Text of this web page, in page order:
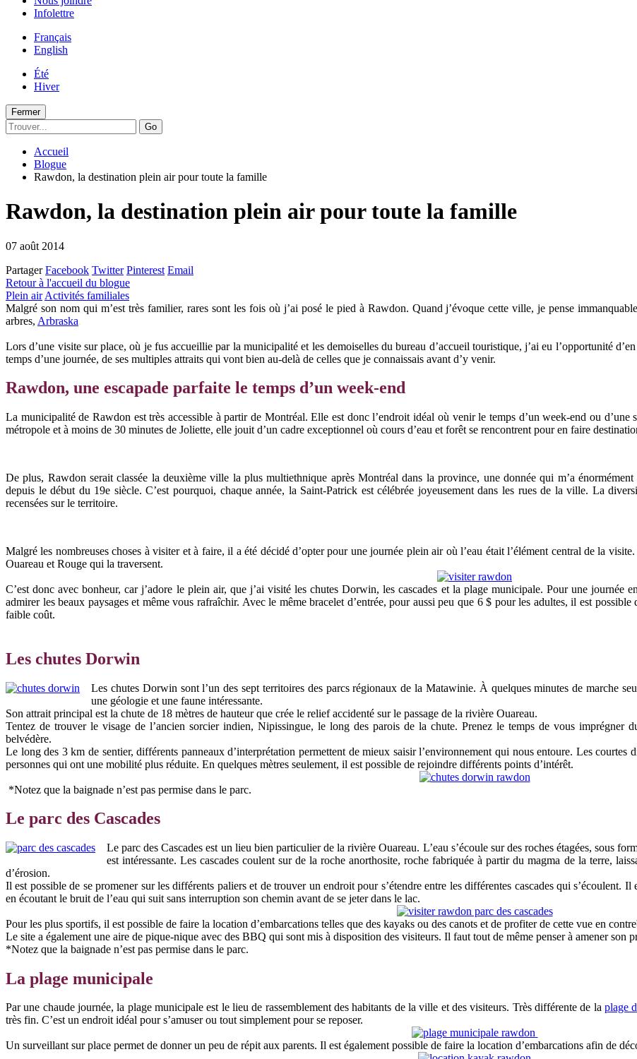
Infolettre
Français
English
Été
Hiver
Fermer
Go
Accueil
Blogue
Rawdon, la destination plein air pour toute la famille
Rawdon, la destination plein air pour toute la famille
07 août 2014
Partager Facebook Twitter Pinterest Email
Retour à l'accueil du blogue
Plein air Activités familiales
Malgré son nom qui m’est très familier, rares sont les fois où j’ai posé le pied à Rawdon. Quand j’évoque cette ville, je pense
arbres, Arbraska.
Lors d’une visite sur place, où je fus accueillie par la municipalité et les demoiselles du bureau d’accueil touristique, j’ai eu l’opportunité
temps d’une journée, de ses multiples attraits qui vont bien au-delà de celles que je connaissais avant d’y venir.
Rawdon, une escapade parfaite le temps d’un week-end
La municipalité de Rawdon est très accessible à partir de Montréal. Elle est donc l’endroit idéal où venir le temps d’un week-end ou d’une
métropole et à moins de 30 minutes de Joliette, elle jouit d’un cadre exceptionnel où cours d’eau et forêt se rencontrent pour en faire
De plus, Rawdon serait classée la deuxième ville la plus multiethnique après Montréal dans la province, une donnée qui m’a
depuis le début du 19e siècle. C’est pourquoi, chaque année, la Saint-Patrick est célébrée joyeusement dans les rues de la ville. La
recensées sur le territoire.
Malgré les nombreuses choses à visiter et à faire, il a été décidé d’opter pour une journée plein air où l’eau était l’élément central de la
Ouareau et Rouge qui la traversent.
C’est donc avec bonheur, car j’adore le plein air, que j’ai visité les chutes Dorwin, les cascades et la plage municipale. Pour une journée
admirer les beaux paysages et même vous rafraîchir. Avec le même bracelet d’entrée, pour aussi peu que 6 $ pour les adultes, il est
faible coût.
Les chutes Dorwin
Les chutes Dorwin sont l’un des sept territoires des parcs régionaux de la Matawinie. À quelques minutes de marche
une géologie et une faune intéressante.
Son attrait principal est la chute de 18 mètres de hauteur que crée le relief accidenté sur le passage de la rivière Ouareau.
Tentez de trouver le visage de l’ancien sorcier indien, Nipissingue, le long des parois de la chute. Prenez le temps de vous imprégner
belvédère.
Le long des 3 km de sentier, différents panneaux d’interprétation permettent de mieux saisir l’environnement qui nous entoure. Les
personnes qui ont une mobilité plus réduite. En quelques mètres seulement, il est possible de rejoindre différents points d’intérêt.
*Notez que la baignade n’est pas permise dans le parc.
Le parc des Cascades
Le parc des Cascades est un lieu bien particulier de la rivière Ouareau. L’eau s’écoule sur des roches étagées, sous
est intéressante. Les cascades coulent sur de la roche anorthosite, roche fabriquée à partir du magma de la terre,
d’érosion.
Il est possible de se promener sur les différents paliers et de trouver un endroit pour s’étendre entre les différentes cascades qui s’écoulent.
en écoutant le bruit de l’eau qui suit sans interruption son chemin avant de se jeter dans le lac.
Pour les plus sportifs, il est possible de faire la location d’embarcations telles que des kayaks ou des canots et de profiter de cette vue en
Le site a également une aire de pique-nique avec des BBQ qui sont mis à disposition des visiteurs. Il faut tout de même penser à amener son
*Notez que la baignade n’est pas permise dans le parc.
La plage municipale
Par une chaude journée, la plage municipale est le lieu de rassemblement des habitants de la ville et des visiteurs. Très différente de la plage
très fin. C’est un endroit idéal pour s’amuser ou tout simplement pour se reposer.
Un surveillant sur place permet de donner un peu de répit aux parents. Il est également possible de faire la location d’embarcations afin de